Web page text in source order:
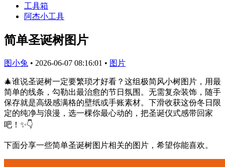
工具箱
阿杰小工具
简单圣诞树图片
图小兔 • 2026-06-07 08:16:01 • 图片
🎄谁说圣诞树一定要繁琐才好看？这组极简风小树图片，用最
简单的线条，勾勒出最治愈的节日氛围。无需复杂装饰，随手
保存就是高级感满格的壁纸或手账素材。下滑收获这份冬日限
定的纯净与浪漫，选一棵你最心动的，把圣诞仪式感带回家
吧！✨👇
下面分享一些简单圣诞树图片相关的图片，希望你能喜欢。